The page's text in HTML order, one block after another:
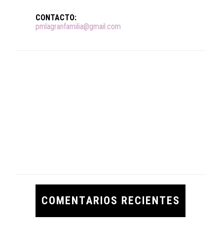
CONTACTO:
pmlagranfamilia@gmail.com
COMENTARIOS RECIENTES